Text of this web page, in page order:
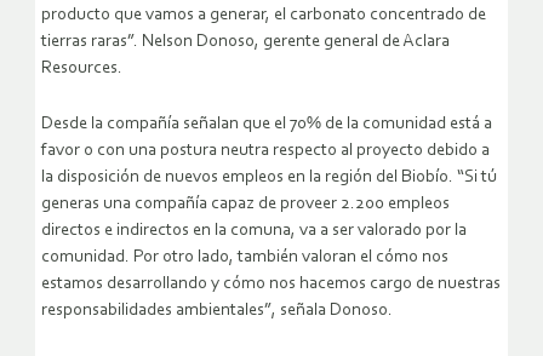
producto que vamos a generar, el carbonato concentrado de
tierras raras”. Nelson Donoso, gerente general de Aclara
Resources.
Desde la compañía señalan que el 70% de la comunidad está a
favor o con una postura neutra respecto al proyecto debido a
la disposición de nuevos empleos en la región del Biobío. “Si tú
generas una compañía capaz de proveer 2.200 empleos
directos e indirectos en la comuna, va a ser valorado por la
comunidad. Por otro lado, también valoran el cómo nos
estamos desarrollando y cómo nos hacemos cargo de nuestras
responsabilidades ambientales”, señala Donoso.